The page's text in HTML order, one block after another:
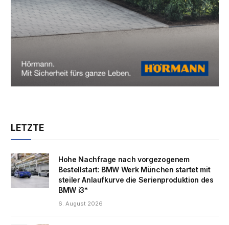
LETZTE
Hohe Nachfrage nach vorgezogenem
Bestellstart: BMW Werk München startet mit
steiler Anlaufkurve die Serienproduktion des
BMW i3*
6. August 2026